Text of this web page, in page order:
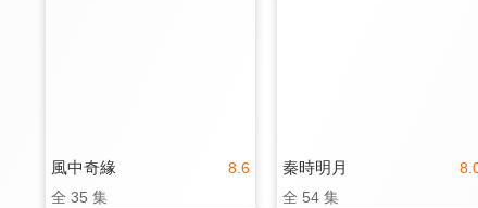
8.6
風中奇緣
全 35 集
秦時明月
全 54 集